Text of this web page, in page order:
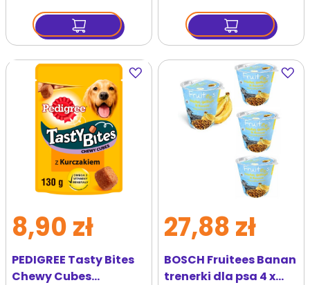
Dodaj
do
PEDIGREE Tasty Bites
Chewy Cubes
8,90 zł
Dodaj
do
BOSCH Fruitees Banan
trenerki dla psa 4 x
27,88 zł